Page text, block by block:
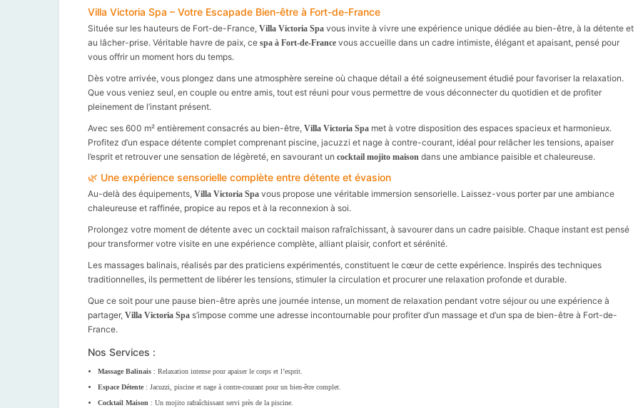
Villa Victoria Spa – Votre Escapade Bien-être à Fort-de-France
Située sur les hauteurs de Fort-de-France, Villa Victoria Spa vous invite à vivre une expérience unique dédiée au bien-être, à la détente et
au lâcher-prise. Véritable havre de paix, ce spa à Fort-de-France vous accueille dans un cadre intimiste, élégant et apaisant, pensé pour
vous offrir un moment hors du temps.
Dès votre arrivée, vous plongez dans une atmosphère sereine où chaque détail a été soigneusement étudié pour favoriser la relaxation.
Que vous veniez seul, en couple ou entre amis, tout est réuni pour vous permettre de vous déconnecter du quotidien et de profiter
pleinement de l’instant présent.
Avec ses 600 m² entièrement consacrés au bien-être, Villa Victoria Spa met à votre disposition des espaces spacieux et harmonieux.
Profitez d’un espace détente complet comprenant piscine, jacuzzi et nage à contre-courant, idéal pour relâcher les tensions, apaiser
l’esprit et retrouver une sensation de légèreté, en savourant un cocktail mojito maison dans une ambiance paisible et chaleureuse.
🌿 Une expérience sensorielle complète entre détente et évasion
Au-delà des équipements, Villa Victoria Spa vous propose une véritable immersion sensorielle. Laissez-vous porter par une ambiance
chaleureuse et raffinée, propice au repos et à la reconnexion à soi.
Prolongez votre moment de détente avec un cocktail maison rafraîchissant, à savourer dans un cadre paisible. Chaque instant est pensé
pour transformer votre visite en une expérience complète, alliant plaisir, confort et sérénité.
Les massages balinais, réalisés par des praticiens expérimentés, constituent le cœur de cette expérience. Inspirés des techniques
traditionnelles, ils permettent de libérer les tensions, stimuler la circulation et procurer une relaxation profonde et durable.
Que ce soit pour une pause bien-être après une journée intense, un moment de relaxation pendant votre séjour ou une expérience à
partager, Villa Victoria Spa s’impose comme une adresse incontournable pour profiter d’un massage et d’un spa de bien-être à Fort-de-
France.
Nos Services :
Massage Balinais: Relaxation intense pour apaiser le corps et l’esprit.
Espace Détente: Jacuzzi, piscine et nage à contre-courant pour un bien-être complet.
Cocktail Maison : Un mojito rafraîchissant servi près de la piscine.